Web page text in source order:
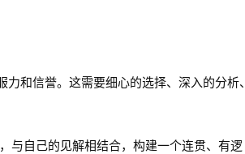
和信誉。这需要细心的选择、深入的分析、
与自己的见解相结合，构建一个连贯、有逻